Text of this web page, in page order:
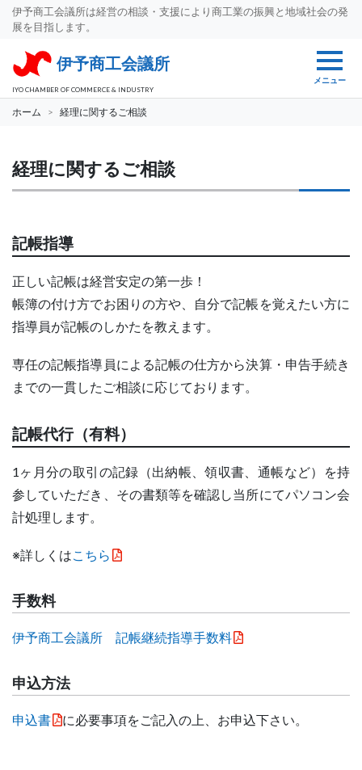
伊予商工会議所は経営の相談・支援により商工業の振興と地域社会の発
展を目指します。
伊予商工会議所
IYO CHAMBER OF COMMERCE & INDUSTRY
メニュー
ホーム 経理に関するご相談
経理に関するご相談
記帳指導
正しい記帳は経営安定の第一歩！
帳簿の付け方でお困りの方や、自分で記帳を覚えたい方に
指導員が記帳のしかたを教えます。
専任の記帳指導員による記帳の仕方から決算・申告手続き
までの一貫したご相談に応じております。
記帳代行（有料）
1ヶ月分の取引の記録（出納帳、領収書、通帳など）を持
参していただき、その書類等を確認し当所にてパソコン会
計処理します。
※詳しくはこちら
手数料
伊予商工会議所 記帳継続指導手数料
申込方法
申込書 に必要事項をご記入の上、お申込下さい。